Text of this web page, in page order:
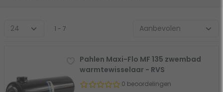
1 - 7
Pahlen Maxi-Flo MF 135 zwembad
warmtewisselaar - RVS
0 beoordelingen